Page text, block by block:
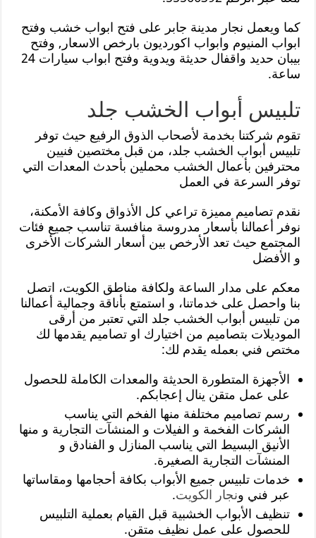
كما ويعمل نجار مدينة جابر على فتح ابواب خشب وفتح
ابواب المنيوم وابواب اكورديون بارخص الاسعار, وفتح
بيبان حديد واقفال حديثة ويدوية وفتح ابواب سيارات 24
ساعة.
تلبيس أبواب الخشب جلد
تقوم شركتنا بخدمة لأصحاب الذوق الرفيع حيث توفر
تلبيس أبواب الخشب جلد، من قبل مختصين فنيين
محترفين بأعمال الخشب محملين بأحدث المعدات التي
توفر السرعة في العمل
نقدم تصاميم مميزة تراعي كل الأذواق وكافة الأمكنة،
نوفر أعمالنا بأسعار مدروسة منافسة تناسب جميع فئات
المجتمع حيث تعد الأرخص بين أسعار الشركات الأخرى
و الأفضل
معكم على مدار الساعة ولكافة مناطق الكويت، اتصل
بنا واحصل على خدماتنا، و استمتع بأناقة وجمالية أعمالنا
من تلبيس أبواب الخشب جلد التي تعتبر من أرقى
الموديلات بتصاميم من اختيارك او تصاميم يقدمها لك
مختص فني بعمله يقدم لك:
الأجهزة المتطورة الحديثة والمعدات الكاملة للحصول
على عمل متقن ينال إعجابكم.
رسم تصاميم مختلفة منها الفخم التي يناسب
الشركات الفخمة و الفيلات و المنشآت التجارية و منها
الأنيق البسيط التي يناسب المنازل و الفنادق و
المنشآت التجارية الصغيرة.
خدمات تلبيس جميع الأبواب بكافة أحجامها ومقاساتها
عبر فني ونجار الكويت.
تنظيف الأبواب الخشبية قبل القيام بعملية التلبيس
للحصول على عمل نظيف متقن.